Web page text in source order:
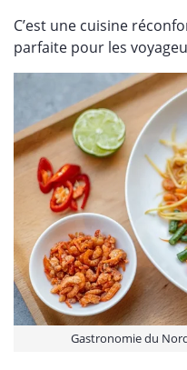
C’est une cuisine
parfaite pour les
Gastronomie du